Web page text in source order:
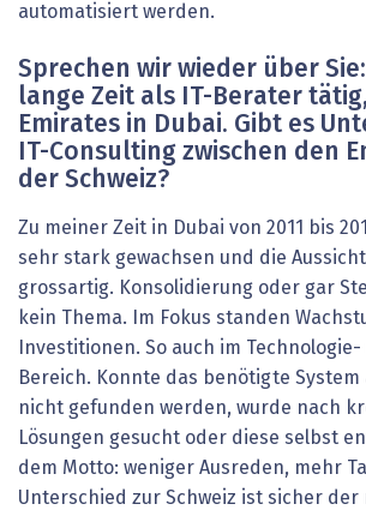
automatisiert werden.
Sprechen wir wieder über
lange Zeit als IT-Berater
Emirates in Dubai. Gibt es
IT-Consulting zwischen den
der Schweiz?
Zu meiner Zeit in Dubai von 2011 bis
sehr stark gewachsen und die
grossartig. Konsolidierung oder gar
kein Thema. Im Fokus standen
Investitionen. So auch im
Bereich. Konnte das benötigte
nicht gefunden werden, wurde nach
Lösungen gesucht oder diese selbst
dem Motto: weniger Ausreden, mehr
Unterschied zur Schweiz ist sicher der